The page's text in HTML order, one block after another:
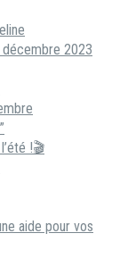
2023
!🎬
aide pour vos